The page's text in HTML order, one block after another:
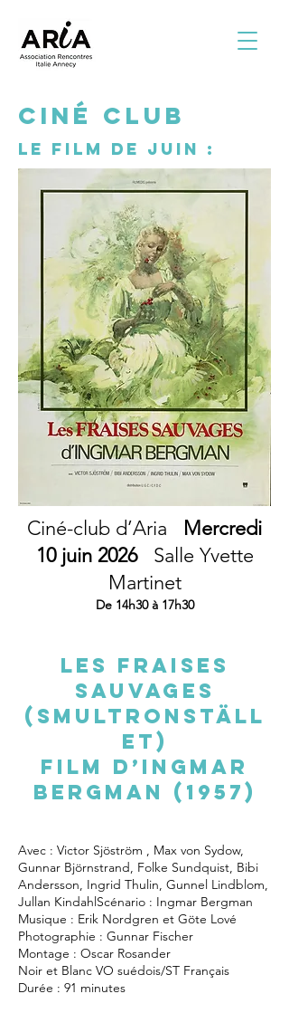
CINÉ CLUB
Le film de JUIN :
Ciné-club d’Aria
Mercredi
10 juin 2026 Salle Yvette
Martinet
De 14h30 à 17h30
Les fraises
sauvages
(Smultronställ
et)
Film d’Ingmar
Bergman (1957)
Avec : Victor Sjöström , Max von Sydow,
Gunnar Björnstrand, Folke Sundquist, Bibi
Andersson, Ingrid Thulin, Gunnel Lindblom,
Jullan KindahlScénario : Ingmar Bergman
Musique : Erik Nordgren et Göte Lové
Photographie : Gunnar Fischer
Montage : Oscar Rosander
Noir et Blanc VO suédois/ST Français
Durée : 91 minutes